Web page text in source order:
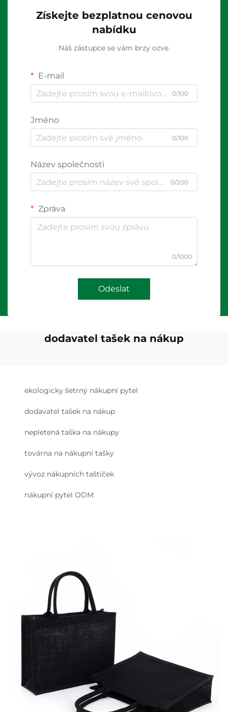
Získejte bezplatnou cenovou
nabídku
Náš zástupce se vám brzy ozve.
E-mail
0/100
Jméno
0/100
Název společnosti
0/200
Zpráva
0/1000
Odeslat
dodavatel tašek na nákup
ekologicky šetrný nákupní pytel
dodavatel tašek na nákup
nepletená taška na nákupy
továrna na nákupní tašky
vývoz nákupních taštiček
nákupní pytel ODM